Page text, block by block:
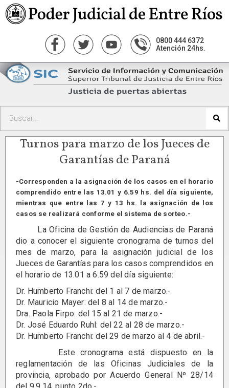
0800 444 6372
Atención 24hs.
Turnos para marzo de los Jueces de
Garantías de Paraná
-Corresponden a la asignación de los casos en el horario
comprendido entre las 13.01 y 6.59 hs. del día siguiente,
mientras que entre las 7 y 13 hs. la asignación de los
casos se realizará conforme el sistema de sorteo.-
La Oficina de Gestión de Audiencias de Paraná
dio a conocer el siguiente cronograma de turnos del
mes de marzo, para la asignación judicial de los
Jueces de Garantías para los casos comprendidos en
el horario de 13.01 a 6.59 del día siguiente:
Dr. Humberto Franchi: del 1 al 7 de marzo.-
Dr. Mauricio Mayer: del 8 al 14 de marzo.-
Dra. Paola Firpo: del 15 al 21 de marzo.-
Dr. José Eduardo Ruhl: del 22 al 28 de marzo.-
Dr. Humberto Franchi: del 29 de marzo al 4 de abril.-
Este cronograma está dispuesto en la
reglamentación de las Oficinas Judiciales de la
provincia, aprobado por Acuerdo General Nº 28/14